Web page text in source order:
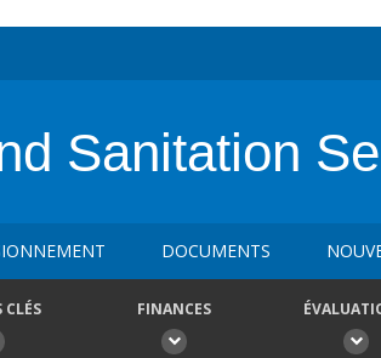
Sanitation
DOCUMENTS
CLÉS FINANCES